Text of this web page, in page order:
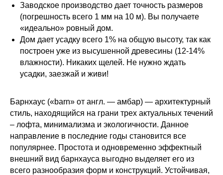
Заводское производство дает точность размеров
(погрешность всего 1 мм на 10 м). Вы получаете
«идеально» ровный дом.
Дом дает усадку всего 1% на общую высоту, так как
построен уже из высушенной древесины (12-14%
влажности). Никаких щелей. Не нужно ждать
усадки, заезжай и живи!
Барнхаус («barn» от англ. — амбар) — архитектурный
стиль, находящийся на грани трех актуальных течений
– лофта, минимализма и экологичности. Данное
направление в последние годы становится все
популярнее. Простота и одновременно эффектный
внешний вид барнхауса выгодно выделяет его из
всего разнообразия форм и конструкций. Устойчивая,